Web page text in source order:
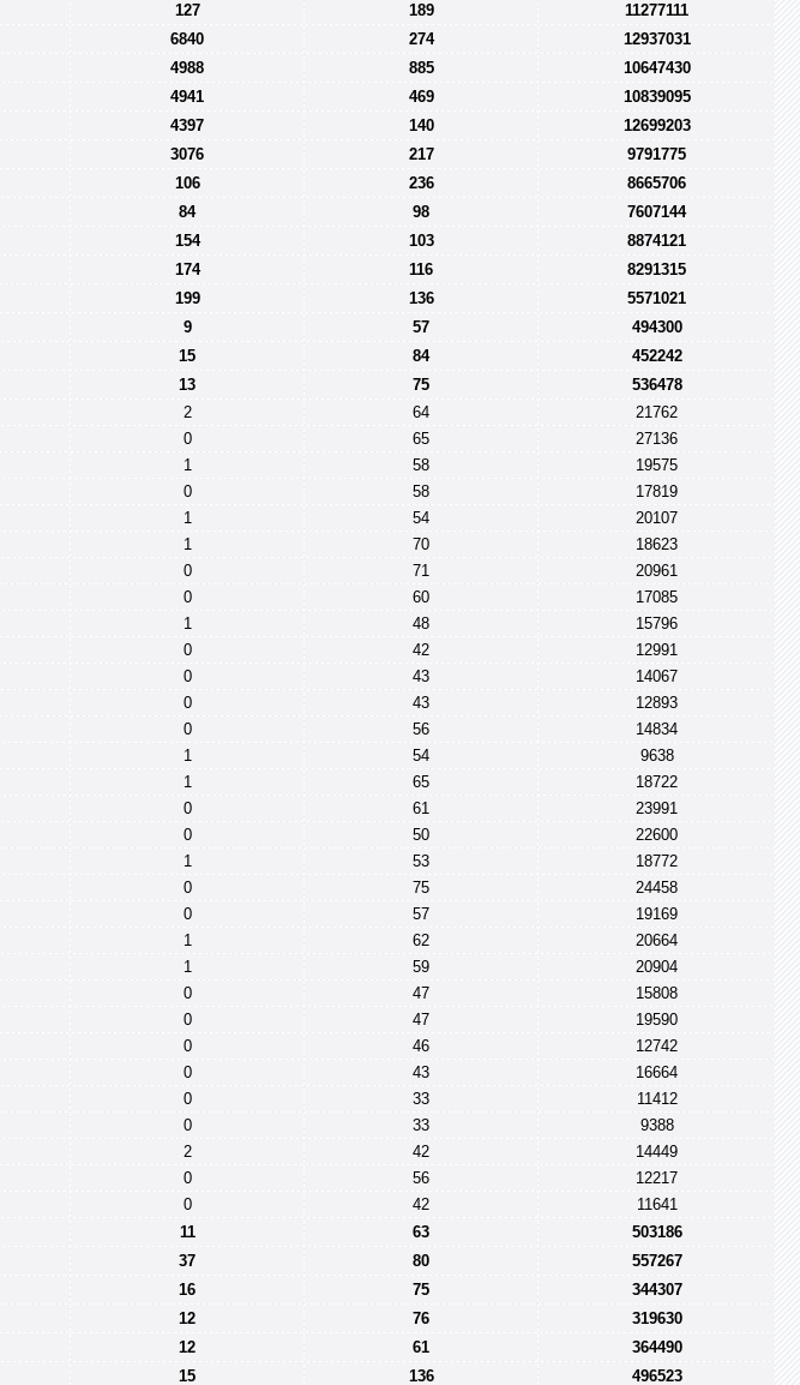
127 189
11277111
6840 274
12937031
4988 885
10647430
4941 469
10839095
4397 140
12699203
3076 217
9791775
106 236
8665706
84 98
7607144
154 103
8874121
174 116
8291315
199 136
5571021
9 57
494300
15 84
452242
13 75
536478
2 64
21762
0 65
27136
1 58
19575
0 58
17819
1 54
20107
1 70
18623
0 71
20961
0 60
17085
1 48
15796
0 42
12991
0 43
14067
0 43
12893
0 56
14834
1 54
9638
1 65
18722
0 61
23991
0 50
22600
1 53
18772
0 75
24458
0 57
19169
1 62
20664
1 59
20904
0 47
15808
0 47
19590
0 46
12742
0 43
16664
0 33
11412
0 33
9388
2 42
14449
0 56
12217
0 42
11641
11 63
503186
37 80
557267
16 75
344307
12 76
319630
12 61
364490
15 136 496523